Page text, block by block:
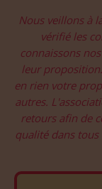
Nous veillons à
vérifié les
connaissons
leur
en rien votre
autres.
retours afin de
qualité dans